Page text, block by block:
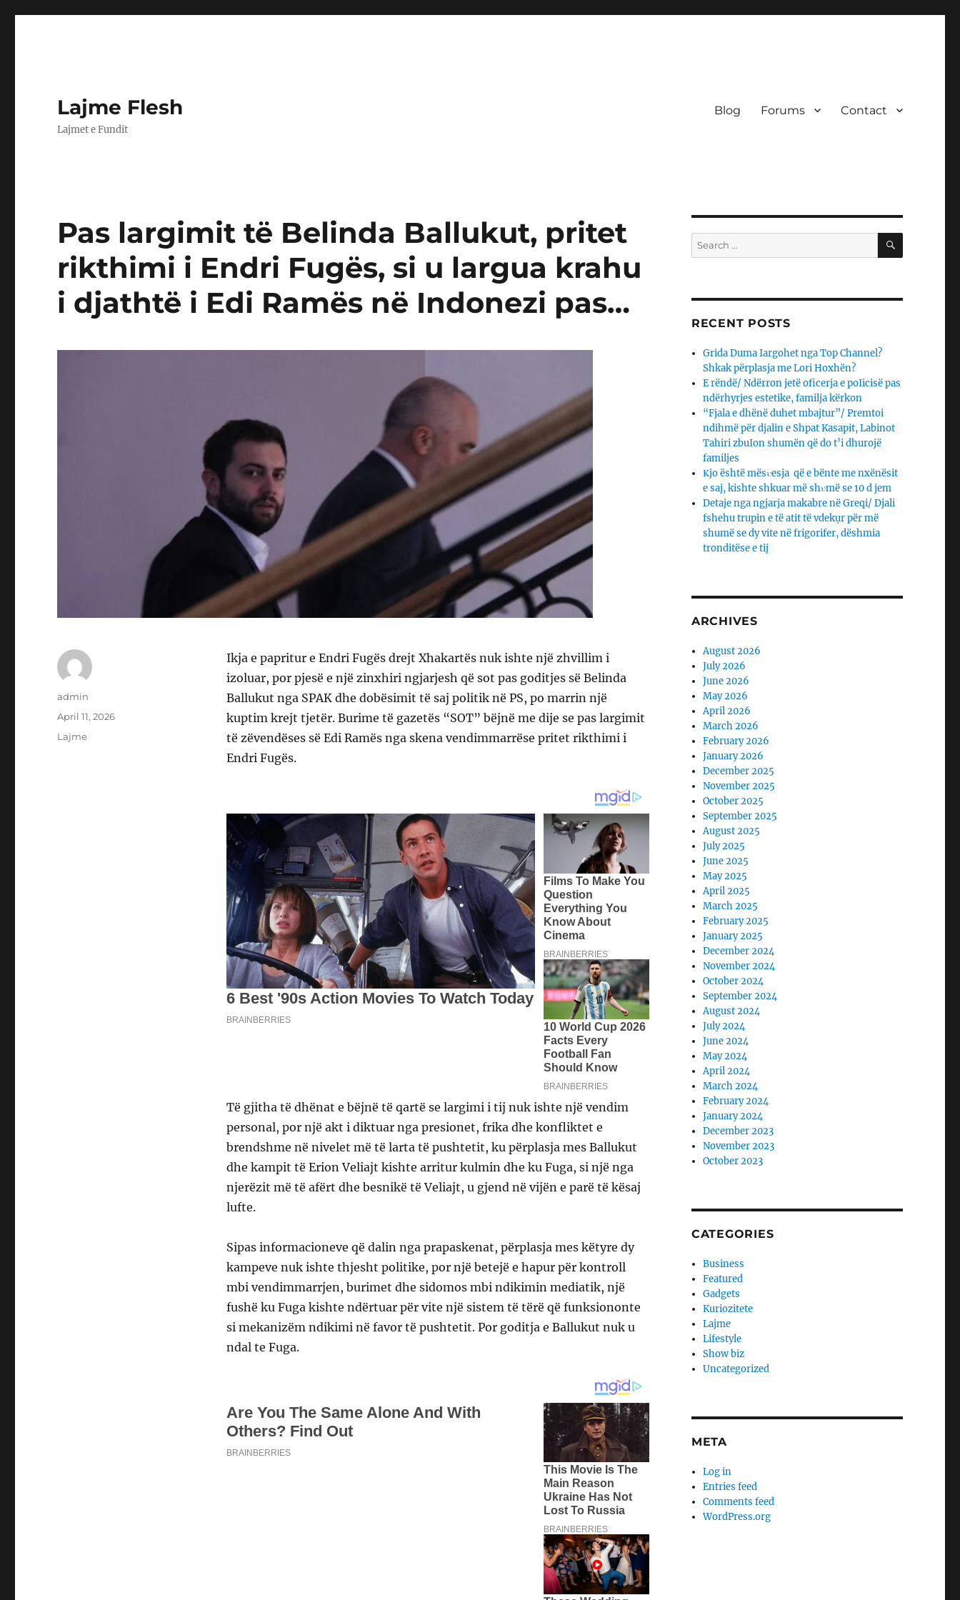
Lajme Flesh
Lajmet e Fundit
Blog Forums Contact
Pas largimit të Belinda Ballukut, pritet
rikthimi i Endri Fugës, si u largua krahu
i djathtë i Edi Ramës në Indonezi pas…
Ikja e papritur e Endri Fugës drejt Xhakartës nuk ishte një zhvillim i
izoluar, por pjesë e një zinxhiri ngjarjesh që sot pas goditjes së Belinda
Ballukut nga SPAK dhe dobësimit të saj politik në PS, po marrin një
kuptim krejt tjetër. Burime të gazetës “SOT” bëjnë me dije se pas largimit
të zëvendëses së Edi Ramës nga skena vendimmarrëse pritet rikthimi i
Endri Fugës.
Të gjitha të dhënat e bëjnë të qartë se largimi i tij nuk ishte një vendim
personal, por një akt i diktuar nga presionet, frika dhe konfliktet e
brendshme në nivelet më të larta të pushtetit, ku përplasja mes Ballukut
dhe kampit të Erion Veliajt kishte arritur kulmin dhe ku Fuga, si një nga
njerëzit më të afërt dhe besnikë të Veliajt, u gjend në vijën e parë të kësaj
lufte.
Sipas informacioneve që dalin nga prapaskenat, përplasja mes këtyre dy
kampeve nuk ishte thjesht politike, por një betejë e hapur për kontroll
mbi vendimmarrjen, burimet dhe sidomos mbi ndikimin mediatik, një
fushë ku Fuga kishte ndërtuar për vite një sistem të tërë që funksiononte
si mekanizëm ndikimi në favor të pushtetit. Por goditja e Ballukut nuk u
ndal te Fuga.
Author
admin
Posted
April 11, 2026
Categories
Lajme
Search
for:
SEARCH
RECENT POSTS
Grida Duma Iargohet nga Top Channel?
Shkak përplasja me Lori Hoxhën?
E rëndë/ Ndërron jetë oficerja e poIicisë pas
ndërhyrjes estetike, familja kërkon
“Fjala e dhënë duhet mbajtur”/ Premtoi
ndihmë për djalin e Shpat Kasapit, Labinot
Tahiri zbuIon shumën që do t’i dhurojë
familjes
Κjo është mësυesja që e bënte me nxënësit
e saj, kishte shkuar më shυmë se 10 d jem
Detaje nga ngjarja makabre në Greqi/ Djali
fshehu trupin e të atit të vdekụr për më
shumë se dy vite në frigorifer, dëshmia
tronditëse e tij
ARCHIVES
August 2026
July 2026
June 2026
May 2026
April 2026
March 2026
February 2026
January 2026
December 2025
November 2025
October 2025
September 2025
August 2025
July 2025
June 2025
May 2025
April 2025
March 2025
February 2025
January 2025
December 2024
November 2024
October 2024
September 2024
August 2024
July 2024
June 2024
May 2024
April 2024
March 2024
February 2024
January 2024
December 2023
November 2023
October 2023
CATEGORIES
Business
Featured
Gadgets
Kuriozitete
Lajme
Lifestyle
Show biz
Uncategorized
META
Log in
Entries feed
Comments feed
WordPress.org